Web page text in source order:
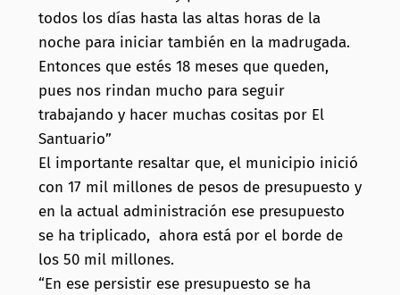
todos los días hasta las altas horas de la
noche para iniciar también en la madrugada.
Entonces que estés 18 meses que queden,
pues nos rindan mucho para seguir
trabajando y hacer muchas cositas por El
Santuario”
El importante resaltar que, el municipio inició
con 17 mil millones de pesos de presupuesto y
en la actual administración ese presupuesto
se ha triplicado, ahora está por el borde de
los 50 mil millones.
“En ese persistir ese presupuesto se ha